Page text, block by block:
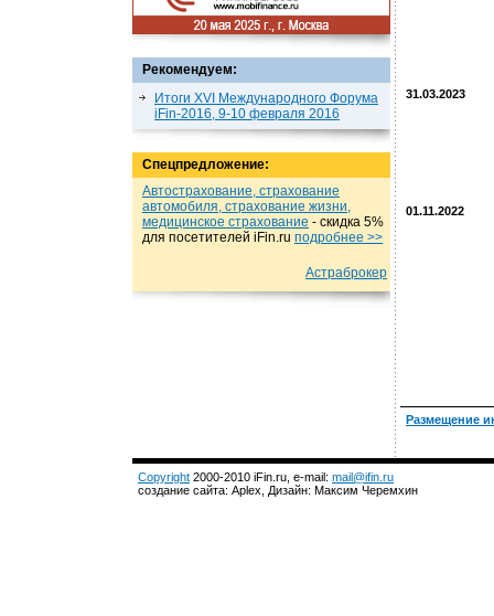
Рекомендуем:
Итоги XVI Международного Форума
iFin-2016, 9-10 февраля 2016
Спецпредложение:
Автострахование, страхование
автомобиля, страхование жизни,
медицинское страхование - cкидка 5%
для посетителей iFin.ru подробнеe >>
Астраброкер
31.03.2023
01.11.2022
Размещение
Copyright 2000-2010 iFin.ru, e-mail: mail@ifin.ru
создание сайта: Aplex, Дизайн: Максим Черемхин